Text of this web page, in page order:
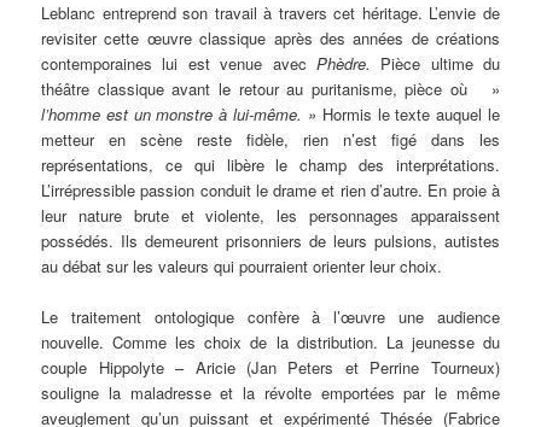
Leblanc entreprend son travail à travers cet héritage. L’envie de
revisiter cette œuvre classique après des années de créations
contemporaines lui est venue avec Phèdre. Pièce ultime du
théâtre classique avant le retour au puritanisme, pièce où »
l’homme est un monstre à lui-même. » Hormis le texte auquel le
metteur en scène reste fidèle, rien n’est figé dans les
représentations, ce qui libère le champ des interprétations.
L’irrépressible passion conduit le drame et rien d’autre. En proie à
leur nature brute et violente, les personnages apparaissent
possédés. Ils demeurent prisonniers de leurs pulsions, autistes
au débat sur les valeurs qui pourraient orienter leur choix.
Le traitement ontologique confère à l’œuvre une audience
nouvelle. Comme les choix de la distribution. La jeunesse du
couple Hippolyte – Aricie (Jan Peters et Perrine Tourneux)
souligne la maladresse et la révolte emportées par le même
aveuglement qu’un puissant et expérimenté Thésée (Fabrice